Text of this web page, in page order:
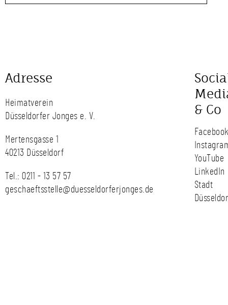
Adresse
Heimatverein
Düsseldorfer Jonges e. V.
Mertensgasse 1
40213 Düsseldorf
Tel.: 0211 - 13 57 57
geschaeftsstelle@duesseldorferjonges.de
& Co
YouTube
LinkedIn
Stadt